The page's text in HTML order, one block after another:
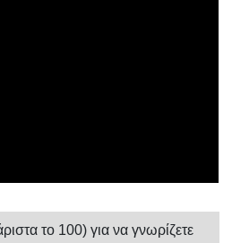
το 100) για να γνωρίζετε